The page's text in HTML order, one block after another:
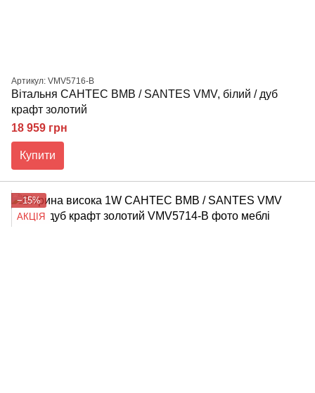
Артикул: VMV5716-B
Вітальня САНТЕС ВМВ / SANTES VMV, білий / дуб
крафт золотий
18 959 грн
Купити
−15%
АКЦІЯ